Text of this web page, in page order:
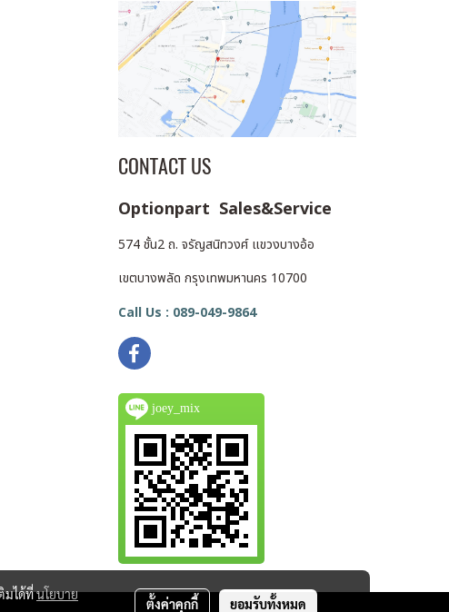
CONTACT US
Optionpart Sales&Service
574 ชั้น2 ถ. จรัญสนิทวงศ์ แขวงบางอ้อ
เขตบางพลัด กรุงเทพมหานคร 10700
Call Us : 089-049-9864
joey_mix
มได้ที่นโยบาย
ตั้งค่าคุกกี้ ยอมรับทั้งหมด